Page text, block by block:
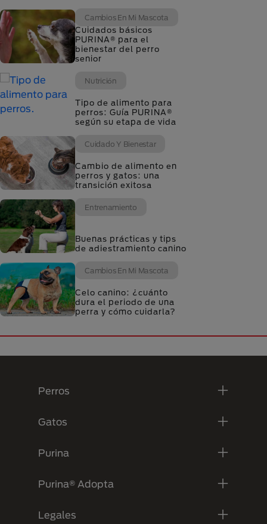
Cambios En Mi Mascota
Cuidados básicos
PURINA® para el
bienestar del perro
senior
Nutrición
Tipo de alimento para
perros: Guía PURINA®
según su etapa de vida
Cuidado Y Bienestar
Cambio de alimento en
perros y gatos: una
transición exitosa
Entrenamiento
Buenas prácticas y tips
de adiestramiento canino
Cambios En Mi Mascota
Celo canino: ¿cuánto
dura el periodo de una
perra y cómo cuidarla?
Perros
Gatos
Purina
Purina® Adopta
Legales